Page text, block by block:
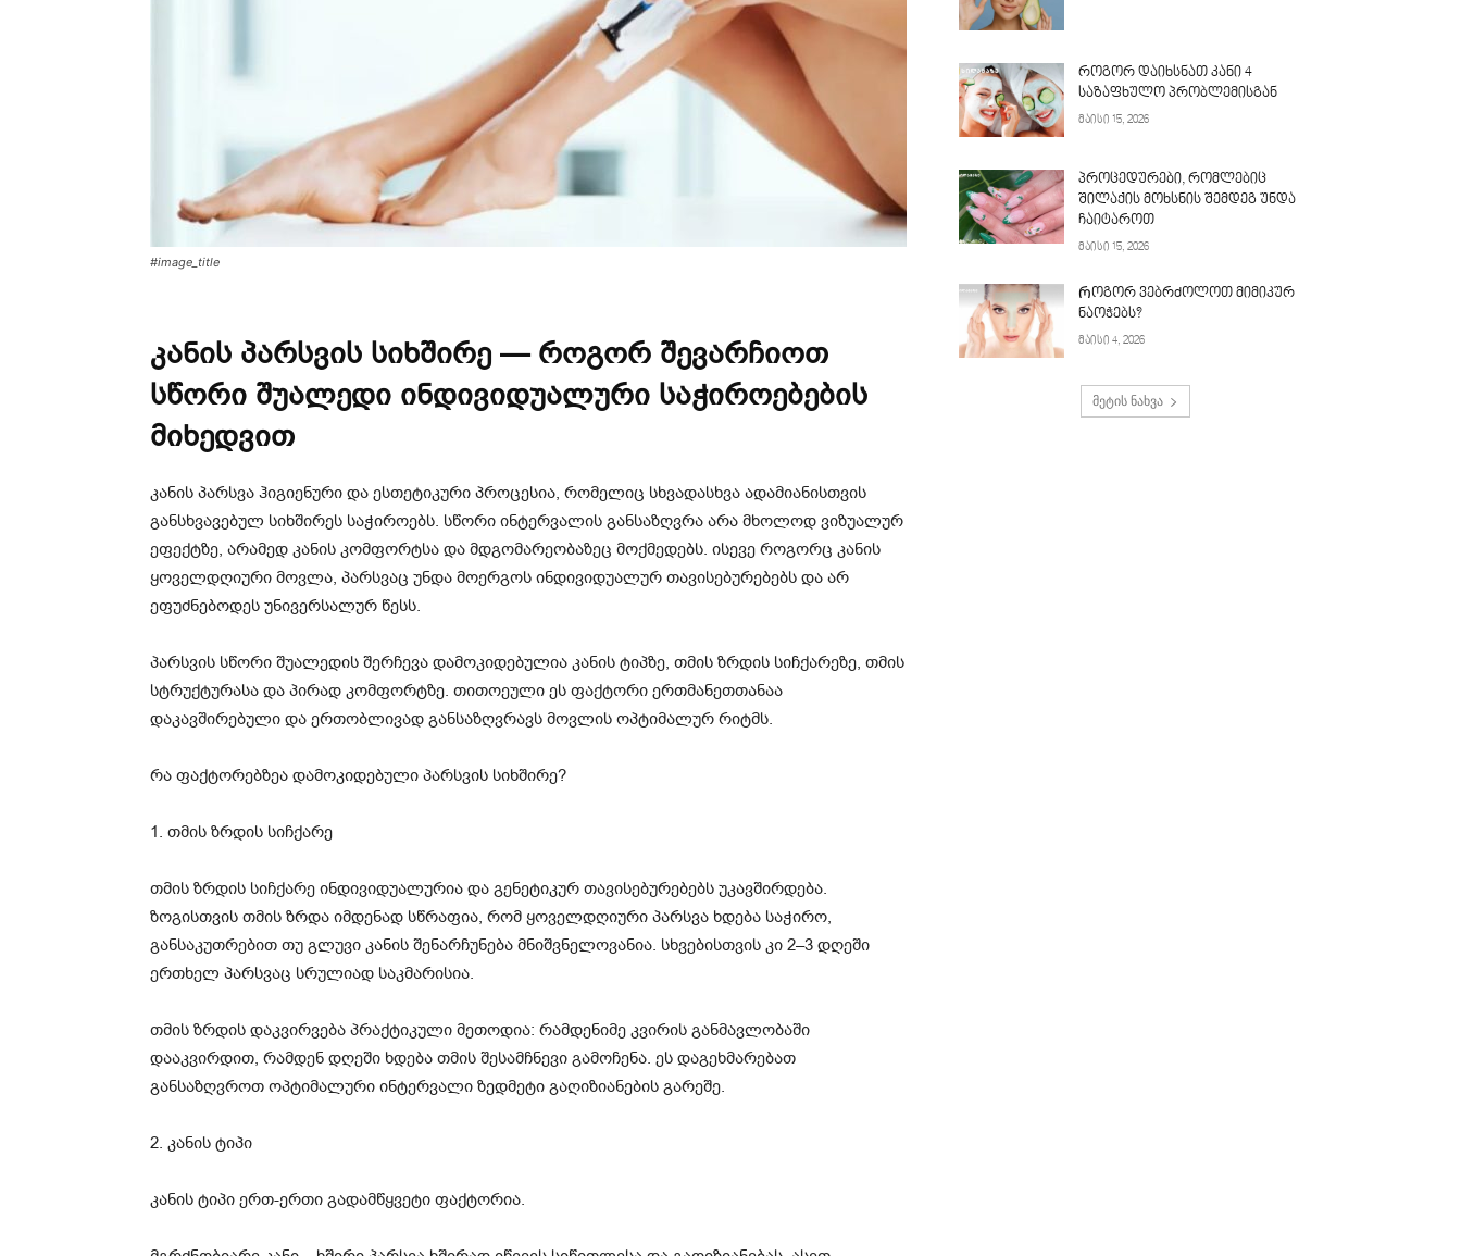
#image_title
კანის პარსვის სიხშირე — როგორ შევარჩიოთ
სწორი შუალედი ინდივიდუალური საჭიროებების
მიხედვით
კანის პარსვა ჰიგიენური და ესთეტიკური პროცესია, რომელიც სხვადასხვა ადამიანისთვის
განსხვავებულ სიხშირეს საჭიროებს. სწორი ინტერვალის განსაზღვრა არა მხოლოდ ვიზუალურ
ეფექტზე, არამედ კანის კომფორტსა და მდგომარეობაზეც მოქმედებს. ისევე როგორც კანის
ყოველდღიური მოვლა, პარსვაც უნდა მოერგოს ინდივიდუალურ თავისებურებებს და არ
ეფუძნებოდეს უნივერსალურ წესს.
პარსვის სწორი შუალედის შერჩევა დამოკიდებულია კანის ტიპზე, თმის ზრდის სიჩქარეზე, თმის
სტრუქტურასა და პირად კომფორტზე. თითოეული ეს ფაქტორი ერთმანეთთანაა
დაკავშირებული და ერთობლივად განსაზღვრავს მოვლის ოპტიმალურ რიტმს.
რა ფაქტორებზეა დამოკიდებული პარსვის სიხშირე?
1. თმის ზრდის სიჩქარე
თმის ზრდის სიჩქარე ინდივიდუალურია და გენეტიკურ თავისებურებებს უკავშირდება.
ზოგისთვის თმის ზრდა იმდენად სწრაფია, რომ ყოველდღიური პარსვა ხდება საჭირო,
განსაკუთრებით თუ გლუვი კანის შენარჩუნება მნიშვნელოვანია. სხვებისთვის კი 2–3 დღეში
ერთხელ პარსვაც სრულიად საკმარისია.
თმის ზრდის დაკვირვება პრაქტიკული მეთოდია: რამდენიმე კვირის განმავლობაში
დააკვირდით, რამდენ დღეში ხდება თმის შესამჩნევი გამოჩენა. ეს დაგეხმარებათ
განსაზღვროთ ოპტიმალური ინტერვალი ზედმეტი გაღიზიანების გარეშე.
2. კანის ტიპი
კანის ტიპი ერთ-ერთი გადამწყვეტი ფაქტორია.
როგორ დაიხსნათ კანი 4
საზაფხულო პრობლემისგან
მაისი 15, 2026
პროცედურები, რომლებიც
შილაქის მოხსნის შემდეგ უნდა
ჩაიტაროთ
მაისი 15, 2026
Როგორ ვებრძოლოთ მიმიკურ
ნაოჭებს?
მაისი 4, 2026
მეტის ნახვა